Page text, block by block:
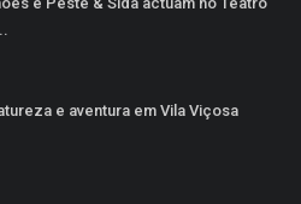
e aventura em Vila Viçosa